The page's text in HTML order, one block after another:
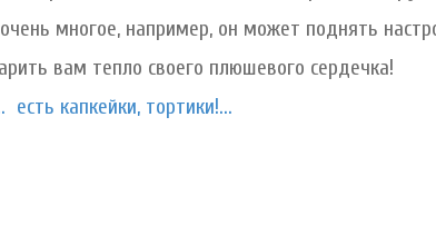
многое, например, он может поднять
вам тепло своего плюшевого сердечка!
есть капкейки, тортики!...